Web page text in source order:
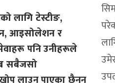
लागि टेस्टीङ,
आइसोलेशन र
पनि उनीहरूले
सबैजसो